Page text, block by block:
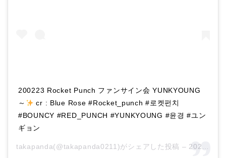
200223 Rocket Punch ファンサイン会 YUNKYOUNG
～
cr : Blue Rose #Rocket_punch #로켓펀치
#BOUNCY #RED_PUNCH #YUNKYOUNG #윤경 #ユン
ギョン
takapanda(@takapanda0211)がシェアした投稿 – 2020年 2月月24日午前7時00分PST